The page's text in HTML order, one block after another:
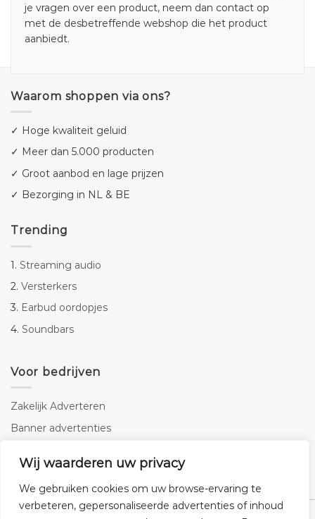
Wij waarderen uw privacy
We gebruiken cookies om uw browse-ervaring te
verbeteren, gepersonaliseerde advertenties of inhoud
je vragen over een product, neem dan contact op
met de desbetreffende webshop die het product
aanbiedt.
Waarom shoppen via ons?
✓ Hoge kwaliteit geluid
✓ Meer dan 5.000 producten
✓ Groot aanbod en lage prijzen
✓ Bezorging in NL & BE
Trending
1. Streaming audio
2. Versterkers
3. Earbud oordopjes
4. Soundbars
Voor bedrijven
Zakelijk Adverteren
Banner advertenties
SEO copywriting